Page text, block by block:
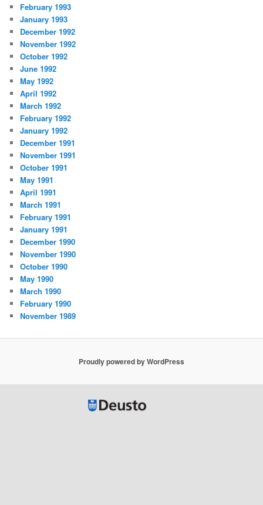
February 1993
January 1993
December 1992
November 1992
October 1992
June 1992
May 1992
April 1992
March 1992
February 1992
January 1992
December 1991
November 1991
October 1991
May 1991
April 1991
March 1991
February 1991
January 1991
December 1990
November 1990
October 1990
May 1990
March 1990
February 1990
November 1989
Proudly powered by WordPress